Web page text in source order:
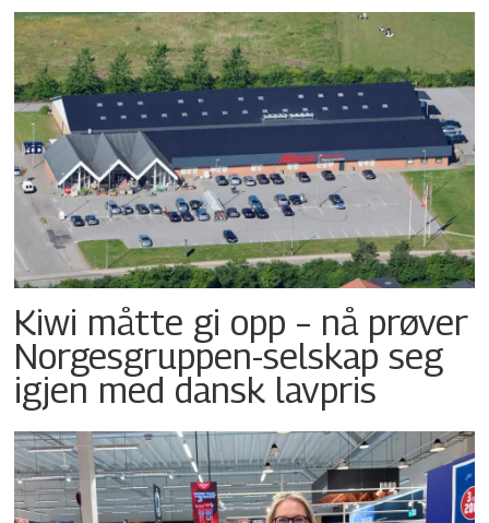
Kiwi måtte gi opp – nå prøver
Norgesgruppen-selskap seg
igjen med dansk lavpris